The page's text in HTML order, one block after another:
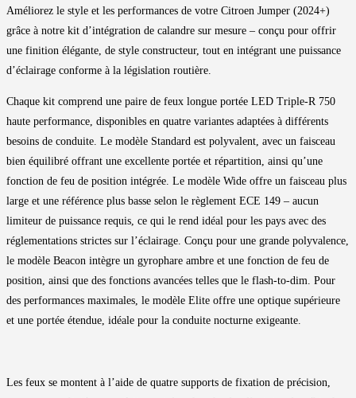
Améliorez le style et les performances de votre Citroen Jumper (2024+)
grâce à notre kit d’intégration de calandre sur mesure – conçu pour offrir
une finition élégante, de style constructeur, tout en intégrant une puissance
d’éclairage conforme à la législation routière.
Chaque kit comprend une paire de feux longue portée LED Triple-R 750
haute performance, disponibles en quatre variantes adaptées à différents
besoins de conduite. Le modèle Standard est polyvalent, avec un faisceau
bien équilibré offrant une excellente portée et répartition, ainsi qu’une
fonction de feu de position intégrée. Le modèle Wide offre un faisceau plus
large et une référence plus basse selon le règlement ECE 149 – aucun
limiteur de puissance requis, ce qui le rend idéal pour les pays avec des
réglementations strictes sur l’éclairage. Conçu pour une grande polyvalence,
le modèle Beacon intègre un gyrophare ambre et une fonction de feu de
position, ainsi que des fonctions avancées telles que le flash-to-dim. Pour
des performances maximales, le modèle Elite offre une optique supérieure
et une portée étendue, idéale pour la conduite nocturne exigeante.
Les feux se montent à l’aide de quatre supports de fixation de précision,